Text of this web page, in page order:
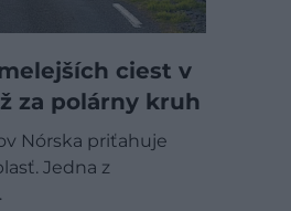
ciest v
za polárny kruh
Nórska priťahuje
Jedna z